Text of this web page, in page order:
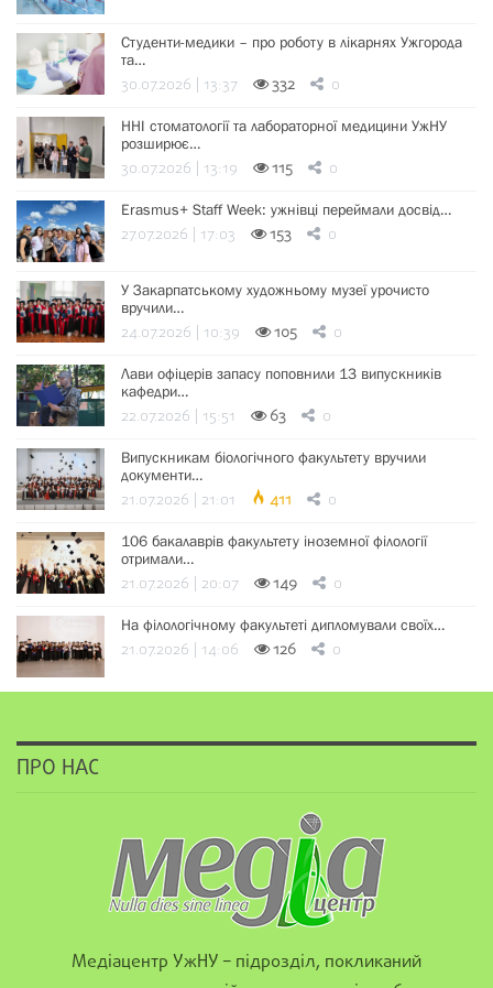
Студенти-медики – про роботу в лікарнях Ужгорода
та…
30.07.2026 | 13:37 332 0
ННІ стоматології та лабораторної медицини УжНУ
розширює…
30.07.2026 | 13:19 115 0
Erasmus+ Staff Week: ужнівці переймали досвід…
27.07.2026 | 17:03 153 0
У Закарпатському художньому музеї урочисто
вручили…
24.07.2026 | 10:39 105 0
Лави офіцерів запасу поповнили 13 випускників
кафедри…
22.07.2026 | 15:51 63 0
Випускникам біологічного факультету вручили
документи…
21.07.2026 | 21:01 411 0
106 бакалаврів факультету іноземної філології
отримали…
21.07.2026 | 20:07 149 0
На філологічному факультеті дипломували своїх…
21.07.2026 | 14:06 126 0
ПРО НАС
Медіацентр УжНУ – підрозділ, покликаний